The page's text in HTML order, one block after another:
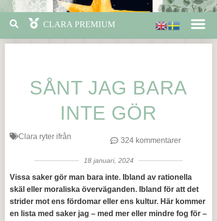
SÅNT JAG BARA
INTE GÖR
Clara ryter ifrån 324 kommentarer
18 januari, 2024
Vissa saker gör man bara inte. Ibland av rationella
skäl eller moraliska överväganden. Ibland för att det
strider mot ens fördomar eller ens kultur. Här kommer
en lista med saker jag – med mer eller mindre fog för –